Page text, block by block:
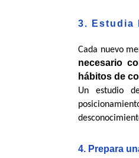
3. Estudia
Cada nuevo
necesario
hábitos de
Un estudio
4. Prepara